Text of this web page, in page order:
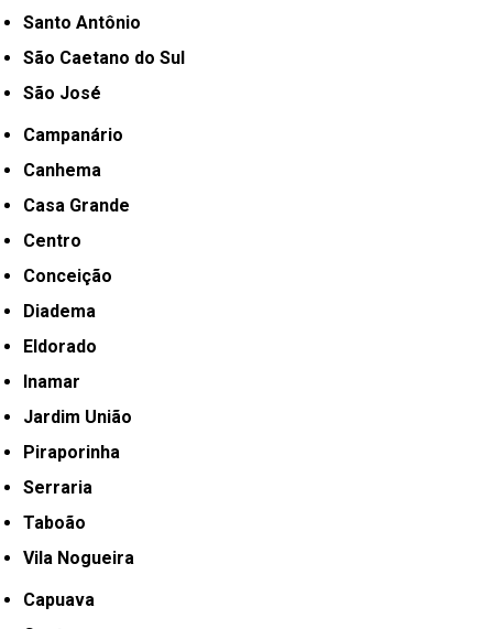
Santo Antônio
São Caetano do Sul
São José
Campanário
Canhema
Casa Grande
Centro
Conceição
Diadema
Eldorado
Inamar
Jardim União
Piraporinha
Serraria
Taboão
Vila Nogueira
Capuava